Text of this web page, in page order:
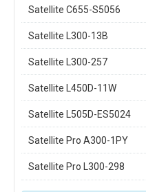
Satellite C655-S5056
Satellite L300-13B
Satellite L300-257
Satellite L450D-11W
Satellite L505D-ES5024
Satellite Pro A300-1PY
Satellite Pro L300-298